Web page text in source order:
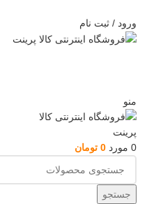
ورود / ثبت نام
منو
0 مورد 0 تومان
جستجو